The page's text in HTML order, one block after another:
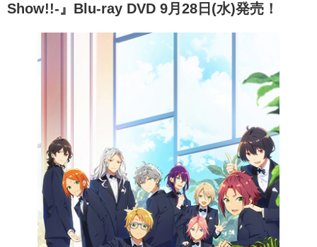
Show!!-』Blu-ray DVD 9月28日(水)発売！